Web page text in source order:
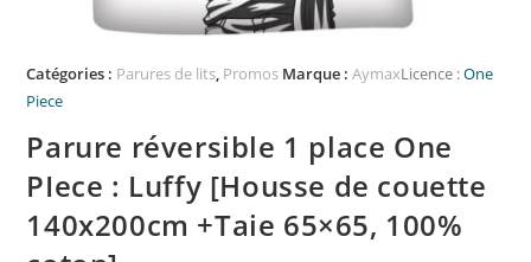
Catégories : Parures de lits, Promos Marque :AymaxLicence :One
Piece
Parure réversible 1 place One
PIece : Luffy [Housse de couette
140x200cm +Taie 65×65, 100%